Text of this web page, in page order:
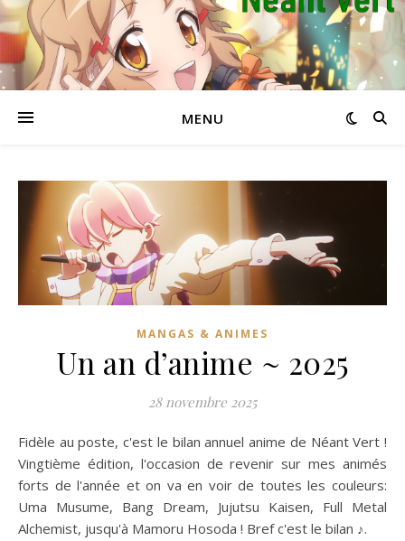
MENU
MANGAS & ANIMES
Un an d’anime ~ 2025
28 novembre 2025
Fidèle au poste, c'est le bilan annuel anime de Néant Vert !
Vingtième édition, l'occasion de revenir sur mes animés
forts de l'année et on va en voir de toutes les couleurs:
Uma Musume, Bang Dream, Jujutsu Kaisen, Full Metal
Alchemist, jusqu'à Mamoru Hosoda ! Bref c'est le bilan ♪.